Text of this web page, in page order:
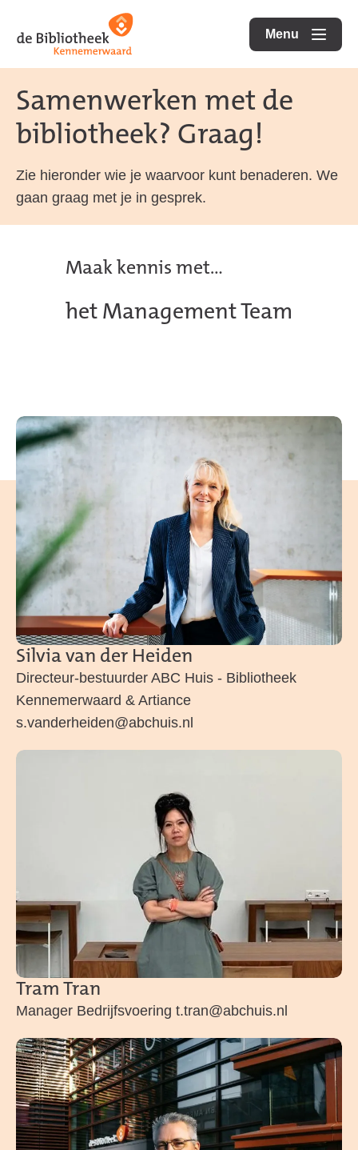
direct
content
direct
footer
naar
de
homepagina
Menu
openen
Samenwerken met de
bibliotheek? Graag!
Zie hieronder wie je waarvoor kunt benaderen. We
gaan graag met je in gesprek.
Maak kennis met...
het Management Team
Silvia van der Heiden
Directeur-bestuurder ABC Huis - Bibliotheek
Kennemerwaard & Artiance
s.vanderheiden@abchuis.nl
Tram Tran
Manager Bedrijfsvoering t.tran@abchuis.nl